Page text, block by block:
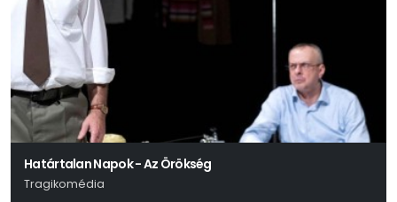
Határtalan Napok - Az Örökség
Tragikomédia